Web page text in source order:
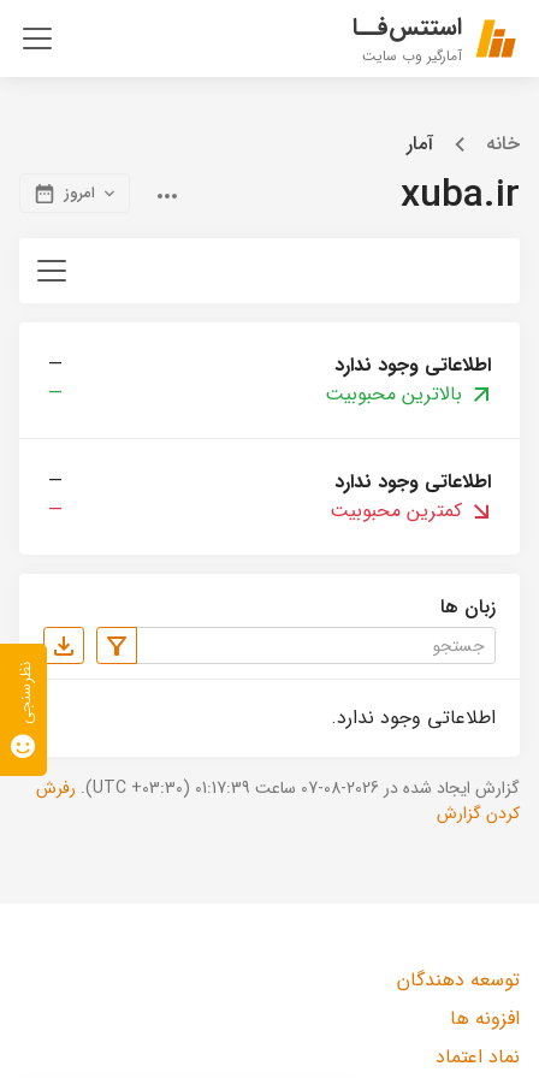
استتس‌فــا
آمارگیر وب سایت
خانه آمار
xuba.ir امروز
اطلاعاتی وجود ندارد
—
بالاترین محبوبیت
—
اطلاعاتی وجود ندارد
—
کمترین محبوبیت
—
زبان ها
اطلاعاتی وجود ندارد.
گزارش ایجاد شده در 2026-08-07 ساعت 01:17:39 (UTC +03:30).
رفرش
کردن گزارش
توسعه دهندگان
افزونه ها
نماد اعتماد
نظرسنجی